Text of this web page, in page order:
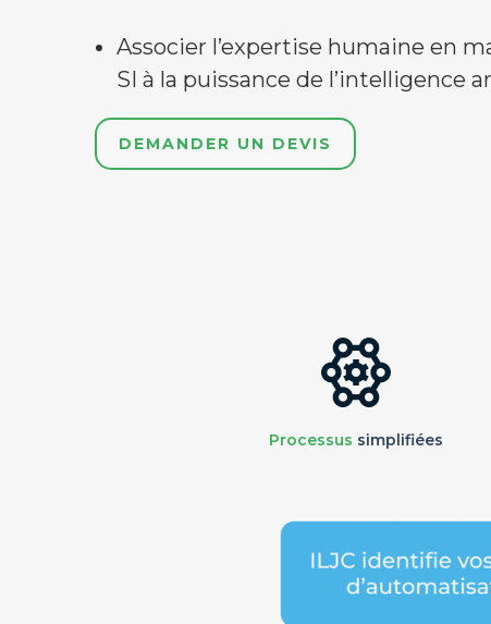
Associer l’expertise humaine en
SI à la puissance de l’intelligence
DEMANDER UN DEVIS
Processus simplifiées